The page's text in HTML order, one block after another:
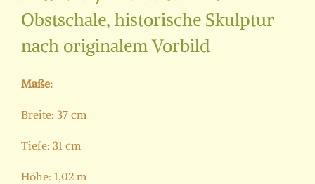
Obstschale, historische Skulptur
nach originalem Vorbild
Maße:
Breite: 37 cm
Tiefe: 31 cm
Höhe: 1,02 m